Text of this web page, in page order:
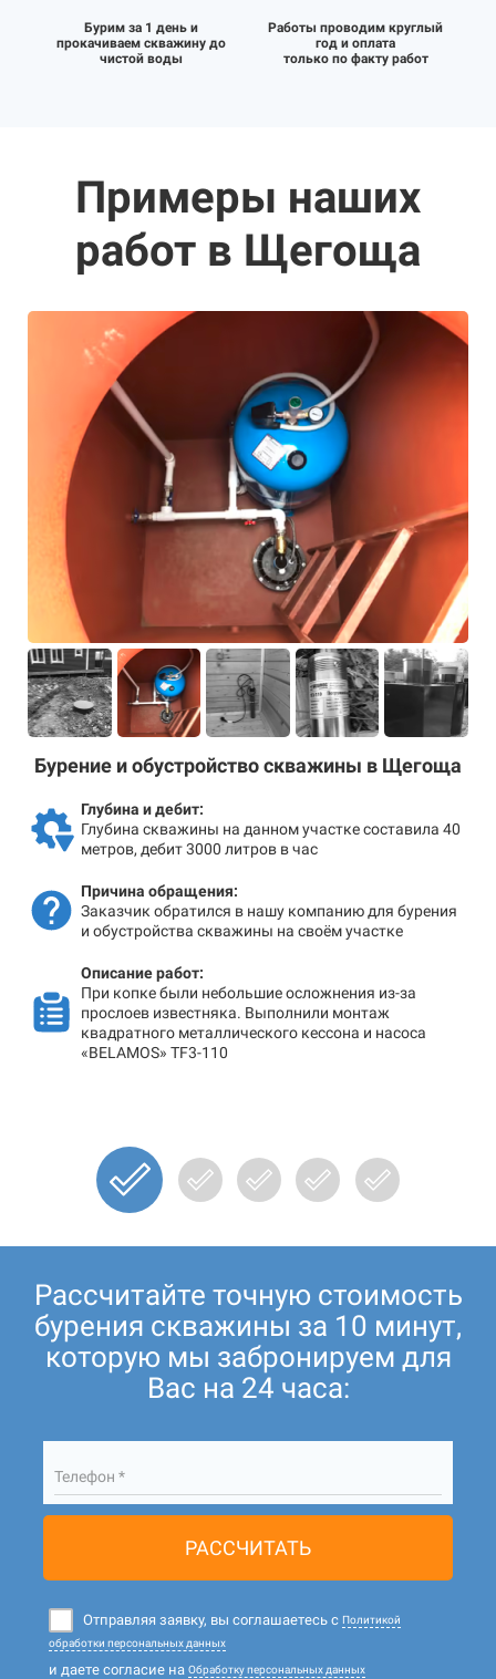
Бурим за 1 день и
прокачиваем скважину до
чистой воды
Работы проводим круглый
год и оплата
только по факту работ
Примеры наших
работ в Щегоща
Бурение и обустройство скважины в Щегоща
Глубина и дебит:
Глубина скважины на данном участке составила 40
метров, дебит 3000 литров в час
Причина обращения:
Заказчик обратился в нашу компанию для бурения
и обустройства скважины на своём участке
Описание работ:
При копке были небольшие осложнения из-за
прослоев известняка. Выполнили монтаж
квадратного металлического кессона и насоса
«BELAMOS» TF3-110
Рассчитайте точную стоимость
бурения скважины за 10 минут,
которую мы забронируем для
Вас на 24 часа:
Телефон *
РАССЧИТАТЬ
Отправляя заявку, вы соглашаетесь с Политикой
обработки персональных данных
и даете согласие на Обработку персональных данных